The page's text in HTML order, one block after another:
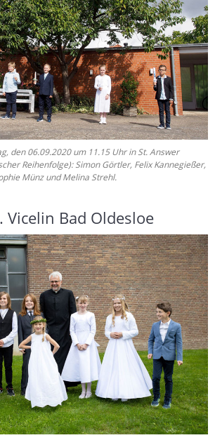
den 06.09.2020 um 11.15 Uhr in St. Answer
Reihenfolge): Simon Görtler, Felix Kannegießer,
Münz und Melina Strehl.
Vicelin Bad Oldesloe